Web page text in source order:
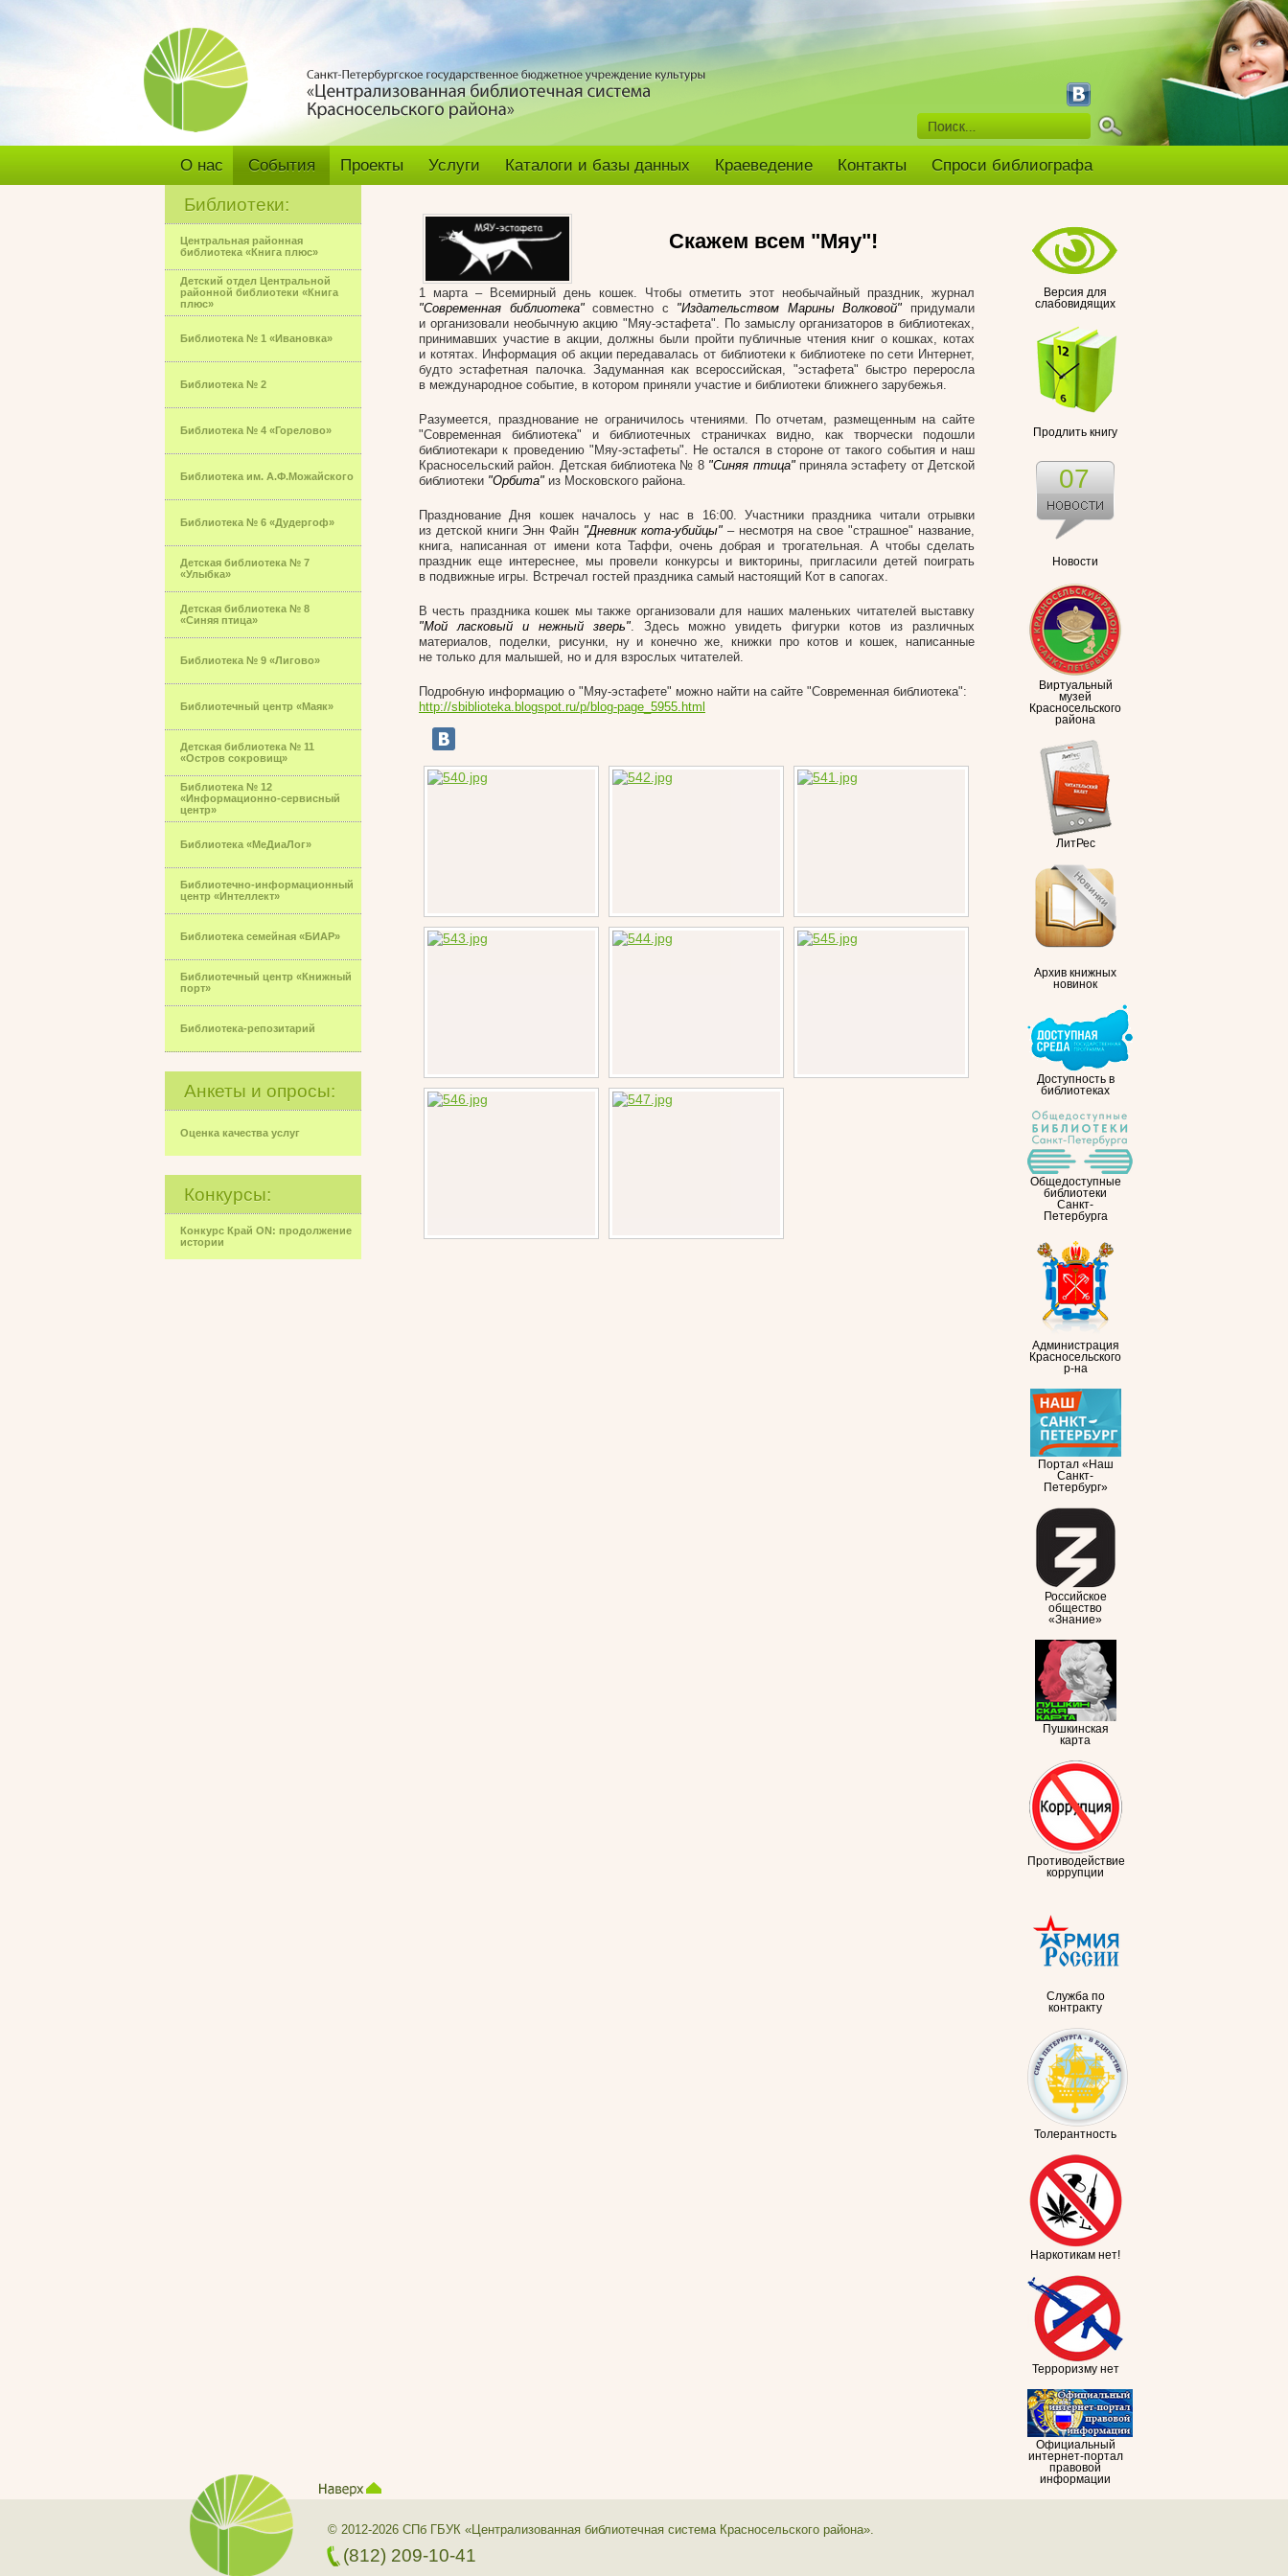
О нас События Проекты Услуги Каталоги и базы данных Краеведение Контакты Спроси библиографа
Библиотеки:
Центральная районная
библиотека «Книга плюс»
Детский отдел Центральной
районной библиотеки «Книга
плюс»
Библиотека № 1 «Ивановка»
Библиотека № 2
Библиотека № 4 «Горелово»
Библиотека им. А.Ф.Можайского
Библиотека № 6 «Дудергоф»
Детская библиотека № 7
«Улыбка»
Детская библиотека № 8
«Синяя птица»
Библиотека № 9 «Лигово»
Библиотечный центр «Маяк»
Детская библиотека № 11
«Остров сокровищ»
Библиотека № 12
«Информационно-сервисный
центр»
Библиотека «МеДиаЛог»
Библиотечно-информационный
центр «Интеллект»
Библиотека семейная «БИАР»
Библиотечный центр «Книжный
порт»
Библиотека-репозитарий
Анкеты и опросы:
Оценка качества услуг
Конкурсы:
Конкурс Край ON: продолжение
истории
Версия для
слабовидящих
Продлить книгу
Новости
07
Виртуальный
музей
Красносельского
района
ЛитРес
Архив книжных
новинок
Доступность в
библиотеках
Общедоступные
библиотеки
Санкт-
Петербурга
Администрация
Красносельского
р-на
Портал «Наш
Санкт-
Петербург»
Российское
общество
«Знание»
Пушкинская
карта
Противодействие
коррупции
Служба по
контракту
Толерантность
Наркотикам нет!
Терроризму нет
Официальный
интернет-портал
правовой
информации
Скажем всем "Мяу"!
1 марта – Всемирный день кошек. Чтобы отметить этот необычайный праздник, журнал
"Современная библиотека"совместно с "Издательством Марины Волковой" придумали
и организовали необычную акцию "Мяу-эстафета". По замыслу организаторов в библиотеках,
принимавших участие в акции, должны были пройти публичные чтения книг о кошках, котах
и котятах. Информация об акции передавалась от библиотеки к библиотеке по сети Интернет,
будто эстафетная палочка. Задуманная как всероссийская, "эстафета" быстро переросла
в международное событие, в котором приняли участие и библиотеки ближнего зарубежья.
Разумеется, празднование не ограничилось чтениями. По отчетам, размещенным на сайте
"Современная библиотека" и библиотечных страничках видно, как творчески подошли
библиотекари к проведению "Мяу-эстафеты". Не остался в стороне от такого события и наш
Красносельский район. Детская библиотека № 8 "Синяя птица"приняла эстафету от Детской
библиотеки "Орбита" из Московского района.
Празднование Дня кошек началось у нас в 16:00. Участники праздника читали отрывки
из детской книги Энн Файн "Дневник кота-убийцы" – несмотря на свое "страшное" название,
книга, написанная от имени кота Таффи, очень добрая и трогательная. А чтобы сделать
праздник еще интереснее, мы провели конкурсы и викторины, пригласили детей поиграть
в подвижные игры. Встречал гостей праздника самый настоящий Кот в сапогах.
В честь праздника кошек мы также организовали для наших маленьких читателей выставку
"Мой ласковый и нежный зверь". Здесь можно увидеть фигурки котов из различных
материалов, поделки, рисунки, ну и конечно же, книжки про котов и кошек, написанные
не только для малышей, но и для взрослых читателей.
Подробную информацию о "Мяу-эстафете" можно найти на сайте "Современная библиотека":
http://sbiblioteka.blogspot.ru/p/blog-page_5955.html
© 2012-2026 СПб ГБУК «Централизованная библиотечная система Красносельского района».
(812) 209-10-41